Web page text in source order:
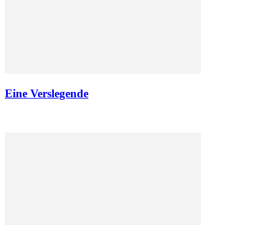
Eine Verslegende